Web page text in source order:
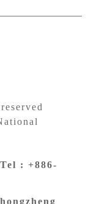
: +886-